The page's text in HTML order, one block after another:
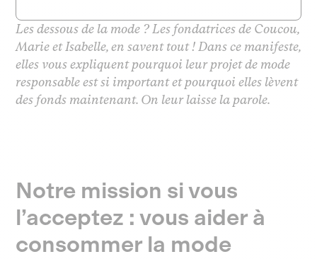
Les dessous de la mode ? Les fondatrices de Coucou,
Marie et Isabelle, en savent tout ! Dans ce manifeste,
elles vous expliquent pourquoi leur projet de mode
responsable est si important et pourquoi elles lèvent
des fonds maintenant. On leur laisse la parole.
Notre mission si vous
l’acceptez : vous aider à
consommer la mode